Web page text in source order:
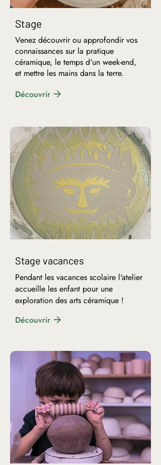
Stage
Venez découvrir ou approfondir vos
connaissances sur la pratique
céramique, le temps d'un week-end,
et mettre les mains dans la terre.
Découvrir
Stage vacances
Pendant les vacances scolaire l'atelier
accueille les enfant pour une
exploration des arts céramique !
Découvrir